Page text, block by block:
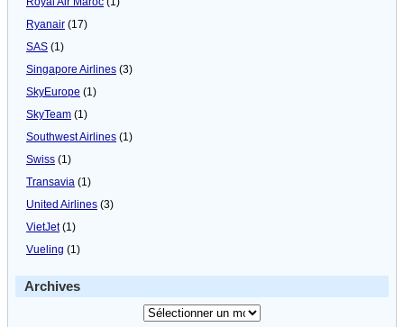
Ryanair (17)
SAS (1)
Singapore Airlines (3)
SkyEurope (1)
SkyTeam (1)
Southwest Airlines (1)
Swiss (1)
Transavia (1)
United Airlines (3)
VietJet(1)
Vueling (1)
Archives